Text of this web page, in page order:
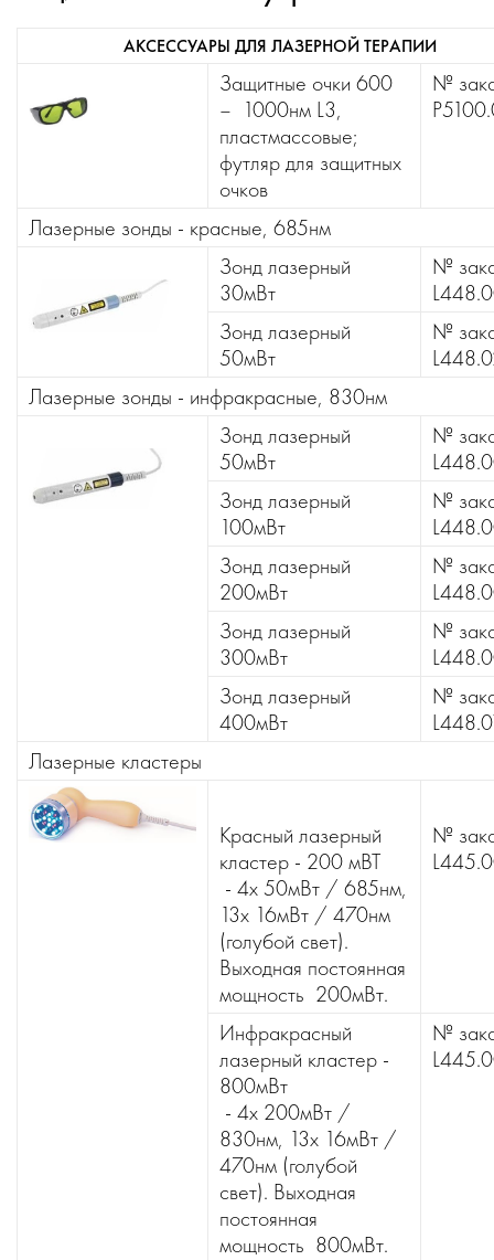
АКСЕССУАРЫ ДЛЯ ЛАЗЕРНОЙ ТЕРАПИИ
Защитныe очки 600
– 1000нм L3,
пластмассовые;
футляр для защитных
очков
№
Лазерные зонды - красные, 685нм
Зонд лазерный
30мВт
№
Зонд лазерный
50мВт
№
Лазерные зонды - инфракрасные, 830нм
Зонд лазерный
50мВт
№
Зонд лазерный
100мВт
№
Зонд лазерный
200мВт
№
Зонд лазерный
300мВт
№
Зонд лазерный
400мВт
№
Лазерные кластеры
Красный лазерный
кластер - 200 мВТ
- 4x 50мВт / 685нм,
13x 16мВт / 470нм
(голубой свет).
Выходная постоянная
мощность 200мВт.
№
Инфракрасный
лазерный кластер -
800мВт
- 4x 200мВт /
830нм, 13x 16мВт /
470нм (голубой
свет). Выходная
постоянная
мощность 800мВт.
№